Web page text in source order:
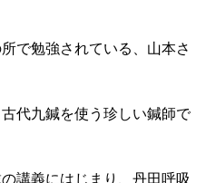
で勉強されている、山本さ
代九鍼を使う珍しい鍼師で
講義にはじまり、丹田呼吸